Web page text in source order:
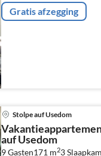
Gratis afzegging
Stolpe auf Usedom
auf Usedom
9 Gasten171 m23